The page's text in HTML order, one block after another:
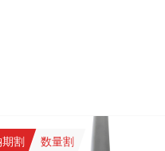
期割 数量割